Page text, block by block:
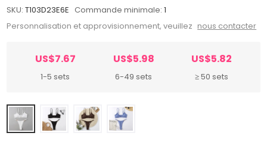
SKU: T103D23E6E Commande minimale: 1
Personnalisation et approvisionnement, veuillez nous contacter
US$7.67
1-5 sets
US$5.98
6-49 sets
US$5.82
≥ 50 sets